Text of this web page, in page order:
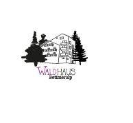
content